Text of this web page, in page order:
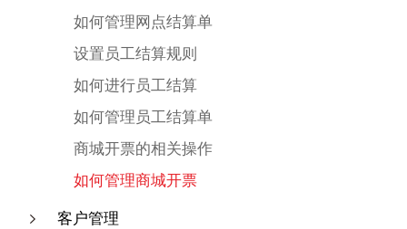
如何管理网点结算单
设置员工结算规则
如何进行员工结算
如何管理员工结算单
商城开票的相关操作
如何管理商城开票
客户管理